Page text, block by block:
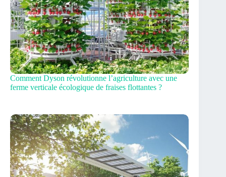
Comment Dyson révolutionne l’agriculture avec une
ferme verticale écologique de fraises flottantes ?